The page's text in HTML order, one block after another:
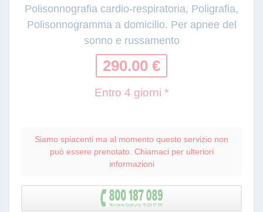
Polisonnografia cardio-respiratoria, Poligrafia,
Polisonnogramma a domicilio. Per apnee del
sonno e russamento
290.00 €
Entro 4 giorni *
Siamo spiacenti ma al momento questo servizio non
può essere prenotato. Chiamaci per ulteriori
informazioni